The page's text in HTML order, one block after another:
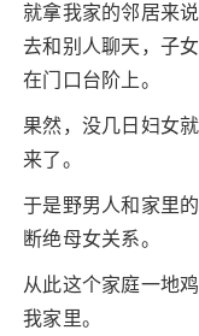
就拿我家的邻居来
去和别人聊天，子
在门口台阶上。
果然，没几日妇女
来了。
于是野男人和家里
断绝母女关系。
从此这个家庭一地
我家里。